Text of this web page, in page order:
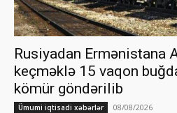
Rusiyadan Ermənistana
keçməklə 15 vaqon
kömür göndərilib
Ümumi iqtisadi xəbərlər 08/08/2026